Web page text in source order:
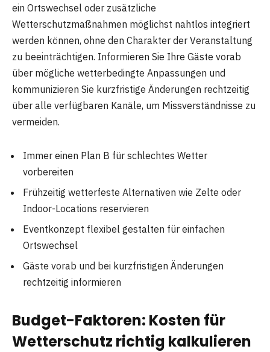
ein Ortswechsel oder zusätzliche
Wetterschutzmaßnahmen möglichst nahtlos integriert
werden können, ohne den Charakter der Veranstaltung
zu beeinträchtigen. Informieren Sie Ihre Gäste vorab
über mögliche wetterbedingte Anpassungen und
kommunizieren Sie kurzfristige Änderungen rechtzeitig
über alle verfügbaren Kanäle, um Missverständnisse zu
vermeiden.
Immer einen Plan B für schlechtes Wetter
vorbereiten
Frühzeitig wetterfeste Alternativen wie Zelte oder
Indoor-Locations reservieren
Eventkonzept flexibel gestalten für einfachen
Ortswechsel
Gäste vorab und bei kurzfristigen Änderungen
rechtzeitig informieren
Budget-Faktoren: Kosten für
Wetterschutz richtig kalkulieren